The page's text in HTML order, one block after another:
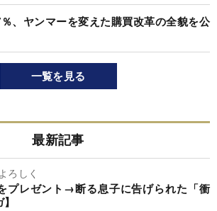
、ヤンマーを変えた購買改革の全貌を公
一覧を見る
最新記事
ろしく
プレゼント→断る息子に告げられた「衝